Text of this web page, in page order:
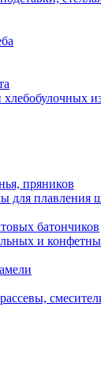
пряников
для плавления
батончиков
и